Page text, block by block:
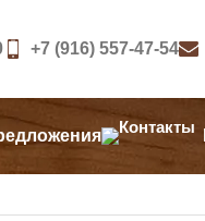
+7 (916) 557-47-54